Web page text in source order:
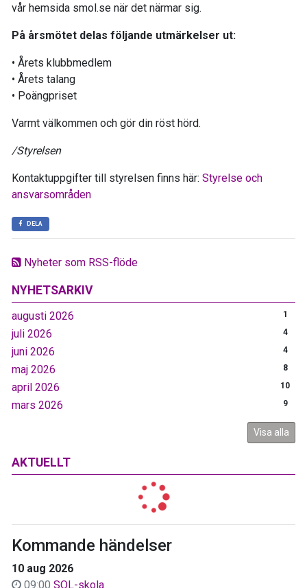
Nyheter som RSS-flöde
NYHETSARKIV
augusti 2026 1
juli 2026 4
juni 2026 4
maj 2026 8
april 2026 10
mars 2026 9
Visa alla
AKTUELLT
Kommande händelser
10 aug 2026
09:00 SOL-skola
vår hemsida smol.se när det närmar sig.
På årsmötet delas följande utmärkelser ut:
• Årets klubbmedlem
• Årets talang
• Poängpriset
Varmt välkommen och gör din röst hörd.
/Styrelsen
Kontaktuppgifter till styrelsen finns här: Styrelse och
ansvarsområden
DELA